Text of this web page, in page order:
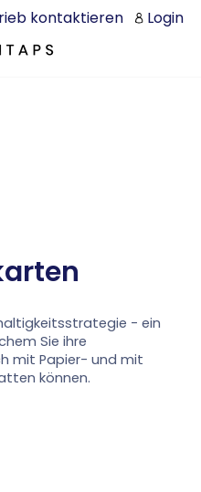
kontaktieren
Login
- ein
Sie ihre
mit Papier- und mit
können.